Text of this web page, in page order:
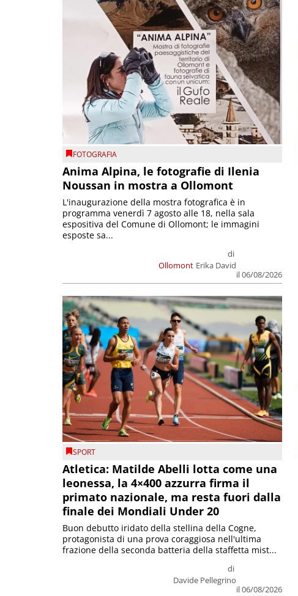
FOTOGRAFIA
Anima Alpina, le fotografie di Ilenia
Noussan in mostra a Ollomont
Ollomont
di
Erika David
il 06/08/2026
L'inaugurazione della mostra fotografica è in
programma venerdì 7 agosto alle 18, nella sala
espositiva del Comune di Ollomont; le immagini
esposte sa...
SPORT
Atletica: Matilde Abelli lotta come una
leonessa, la 4×400 azzurra firma il
primato nazionale, ma resta fuori dalla
finale dei Mondiali Under 20
di
Davide Pellegrino
il 06/08/2026
Buon debutto iridato della stellina della Cogne,
protagonista di una prova coraggiosa nell'ultima
frazione della seconda batteria della staffetta mist...